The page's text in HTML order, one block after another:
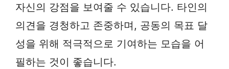
자신의 강점을 보여줄 수 있습니다. 타인의
의견을 경청하고 존중하며, 공동의 목표 달
성을 위해 적극적으로 기여하는 모습을 어
필하는 것이 좋습니다.